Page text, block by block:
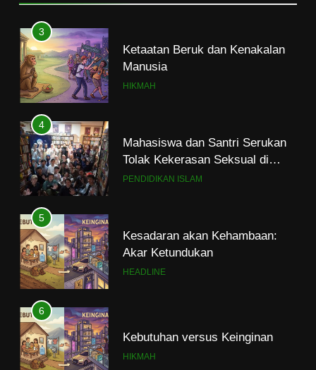
3
Ketaatan Beruk dan Kenakalan
Manusia
HIKMAH
4
Mahasiswa dan Santri Serukan
Tolak Kekerasan Seksual di
Lingkungan Kampus dan
PENDIDIKAN ISLAM
5
Kesadaran akan Kehambaan:
Akar Ketundukan
HEADLINE
6
Kebutuhan versus Keinginan
HIKMAH